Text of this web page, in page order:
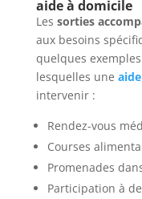
aide à domicile
Les sorties
aux besoins
quelques
lesquelles une
intervenir :
Rendez-vous
Courses
Promenades
Participation à